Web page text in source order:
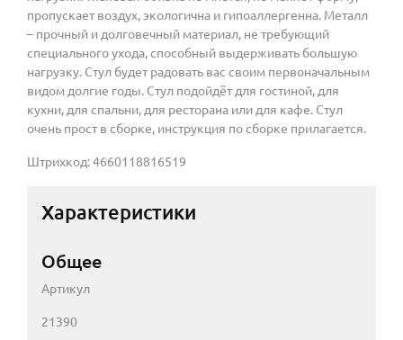
пропускает воздух, экологична и гипоаллергенна. Металл
– прочный и долговечный материал, не требующий
специального ухода, способный выдерживать большую
нагрузку. Стул будет радовать вас своим первоначальным
видом долгие годы. Стул подойдёт для гостиной, для
кухни, для спальни, для ресторана или для кафе. Стул
очень прост в сборке, инструкция по сборке прилагается.
Штрихкод: 4660118816519
Характеристики
Общее
Артикул
21390